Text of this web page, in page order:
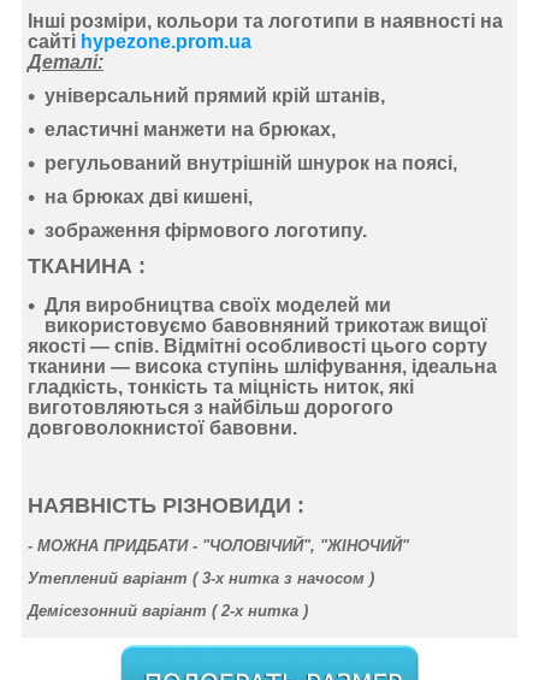
Інші розміри, кольори та логотипи в наявності на
сайті hypezone.prom.ua
Деталі:
універсальний прямий крій штанів,
еластичні манжети на брюках,
регульований внутрішній шнурок на поясі,
на брюках дві кишені,
зображення фірмового логотипу.
ТКАНИНА :
Для виробництва своїх моделей ми
використовуємо бавовняний трикотаж вищої
якості — спів. Відмітні особливості цього сорту
тканини — висока ступінь шліфування, ідеальна
гладкість, тонкість та міцність ниток, які
виготовляються з найбільш дорогого
довговолокнистої бавовни.
НАЯВНІСТЬ РІЗНОВИДИ :
- МОЖНА ПРИДБАТИ - "ЧОЛОВІЧИЙ", "ЖІНОЧИЙ"
Утеплений варіант ( 3-х нитка з начосом )
Демісезонний варіант ( 2-х нитка )